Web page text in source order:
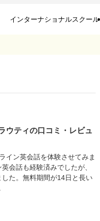
インターナショナルスクール
ウティの口コミ・レビュ
イン英会話を体験させてみま
会話も経験済みでしたが、
た。無料期間が14日と長い